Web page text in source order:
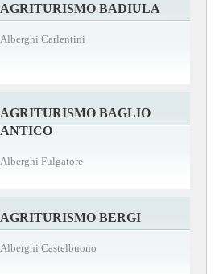
AGRITURISMO BADIULA
Alberghi Carlentini
AGRITURISMO BAGLIO
ANTICO
Alberghi Fulgatore
AGRITURISMO BERGI
Alberghi Castelbuono